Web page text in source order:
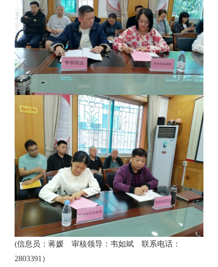
(信息员：蒋媛 审核领导：韦如斌 联系电话：
2803391 ）